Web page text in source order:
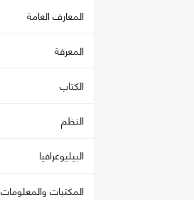
المعارف العامة
المعرفة
الكتاب
النظم
البيليوغرافيا
المكتبات والمعلومات